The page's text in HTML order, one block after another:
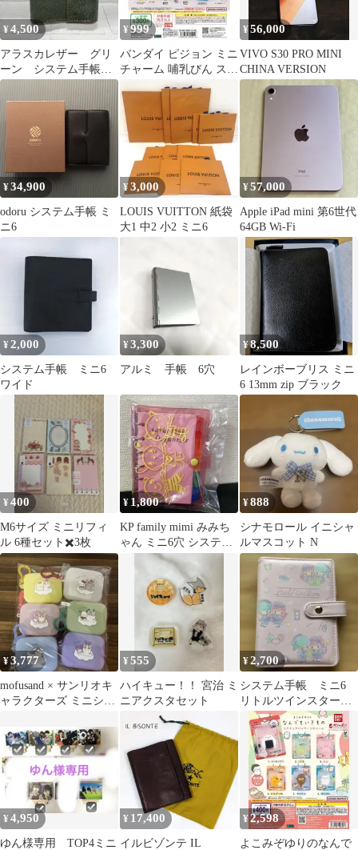
¥4,500
アラスカレザー グリ
ーン システム手帳
ミニ6 バインダー
¥ 999
バンダイ ピジョン ミニ
チャーム 哺乳びん スト
ローボトル 2種
¥56,000
VIVO S30 PRO MINI
CHINA VERSION
¥34,900
odoru システム手帳 ミ
ニ6
¥3,000
LOUIS VUITTON 紙袋
大1 中2 小2 ミニ6
¥57,000
Apple iPad mini 第6世代
64GB Wi-Fi
¥2,000
システム手帳 ミニ6
ワイド
¥3,300
アルミ 手帳 6穴
¥8,500
レインボーブリス ミニ
6 13mm zip ブラック
¥400
M6サイズ ミニリフィ
ル 6種セット✖️3枚
¥ 1,800
KP family mimi みみち
ゃん ミニ6穴 システム
手帳 リフィル付き
¥888
シナモロール イニシャ
ルマスコット N
¥3,777
mofusand × サンリオキ
ャラクターズ ミニシリ
ト ④
¥555
ハイキュー！！ 宮治 ミ
ニアクスタセット
¥2,700
システム手帳 ミニ6
リトルツインスター
ズ キキララ ピンク
¥4,950
ゆん様専用 TOP4ミニ
¥ 17,400
イルビゾンテ IL
¥2,598
よこみぞゆりのなんで